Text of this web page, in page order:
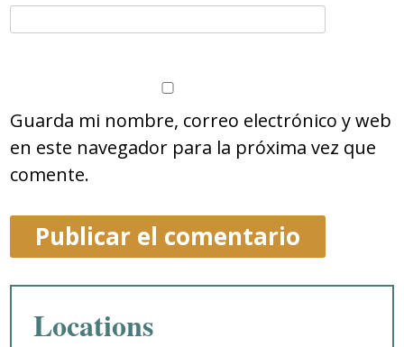
Guarda mi nombre, correo electrónico y web
en este navegador para la próxima vez que
comente.
Locations